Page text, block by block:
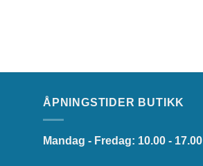
ÅPNINGSTIDER BUTIKK
Mandag - Fredag: 10.00 - 17.00